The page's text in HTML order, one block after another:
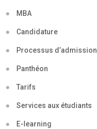
MBA
Candidature
Processus d’admission
Panthéon
Tarifs
Services aux étudiants
E-learning